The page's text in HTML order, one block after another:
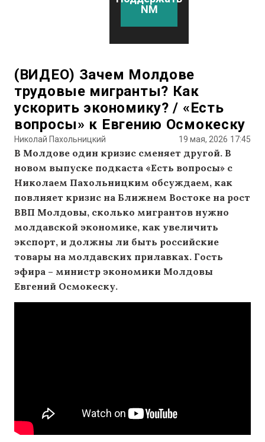
NM
(ВИДЕО) Зачем Молдове
трудовые мигранты? Как
ускорить экономику? / «Есть
вопросы» к Евгению Осмокеску
Николай Пахольницкий 19 мая, 2026 17:45
В Молдове один кризис сменяет другой. В
новом выпуске подкаста «Есть вопросы» с
Николаем Пахольницким обсуждаем, как
повлияет кризис на Ближнем Востоке на рост
ВВП Молдовы, сколько мигрантов нужно
молдавской экономике, как увеличить
экспорт, и должны ли быть российские
товары на молдавских прилавках. Гость
эфира – министр экономики Молдовы
Евгений Осмокеску.